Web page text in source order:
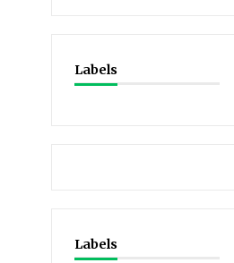
Labels
Labels